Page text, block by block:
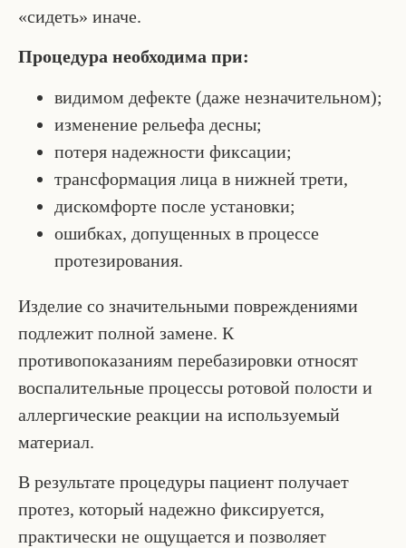
«сидеть» иначе.
Процедура необходима при:
видимом дефекте (даже незначительном);
изменение рельефа десны;
потеря надежности фиксации;
трансформация лица в нижней трети,
дискомфорте после установки;
ошибках, допущенных в процессе
протезирования.
Изделие со значительными повреждениями
подлежит полной замене. К
противопоказаниям перебазировки относят
воспалительные процессы ротовой полости и
аллергические реакции на используемый
материал.
В результате процедуры пациент получает
протез, который надежно фиксируется,
практически не ощущается и позволяет